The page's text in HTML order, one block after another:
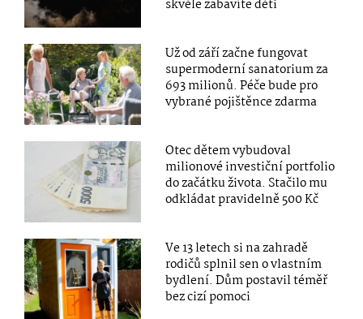
skvěle zabavíte děti
Už od září začne fungovat
supermoderní sanatorium za
693 milionů. Péče bude pro
vybrané pojištěnce zdarma
Otec dětem vybudoval
milionové investiční portfolio
do začátku života. Stačilo mu
odkládat pravidelně 500 Kč
Ve 13 letech si na zahradě
rodičů splnil sen o vlastním
bydlení. Dům postavil téměř
bez cizí pomoci